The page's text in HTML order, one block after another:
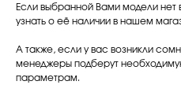
Если выбранной Вами модели нет
узнать о её наличии в нашем
А также, если у вас возникли
менеджеры подберут
параметрам.